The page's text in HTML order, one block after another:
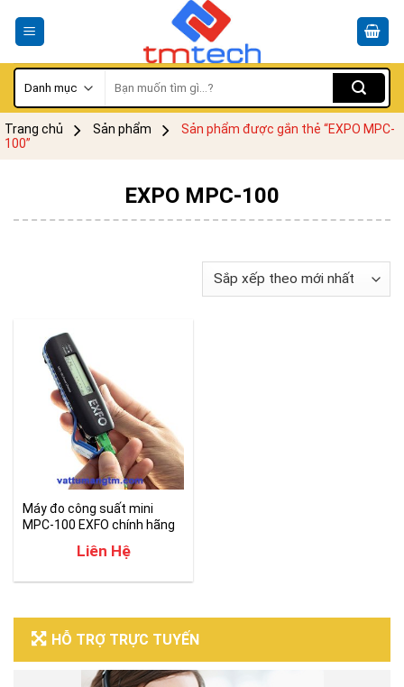
kiếm:
Trang chủ Sản phẩm
Sản phẩm được gắn thẻ “EXPO MPC-
100”
HỖ TRỢ TRỰC TUYẾN
EXPO MPC-100
Máy đo công suất mini
MPC-100 EXFO chính hãng
Liên Hệ